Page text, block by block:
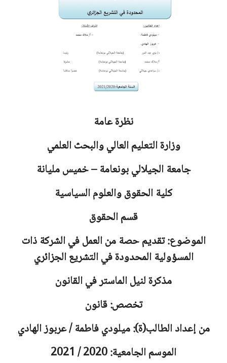
نظرة عامة
وزارة التعليم العالي والبحث العلمي
جامعةالجيلالي بونعامة – خميس مليانة
كلية الحقوق والعلوم السياسية
قسم الحقوق
الموضوع: تقديم حصة من العمل في الشركة ذات
المسؤولية المحدودة في التشريع الجزائري
مذكرة لنيل الماستر في القانون
تخصص: قانون
من إعداد الطالب(ة): ميلودي فاطمة / عربوز الهادي
الموسم الجامعية: 2020 / 2021